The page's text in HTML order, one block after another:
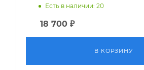
Есть в наличии: 20
18 700 ₽
В КОРЗИНУ